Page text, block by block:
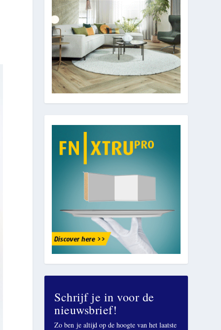
Schrijf je in voor de
nieuwsbrief!
Zo ben je altijd op de hoogte van het laatste